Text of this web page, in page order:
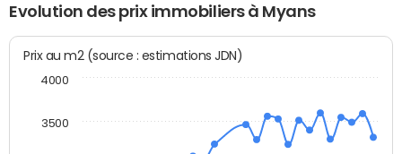
Evolution des prix immobiliers à Myans
Prix au m2 (source : estimations JDN)
3500
4000